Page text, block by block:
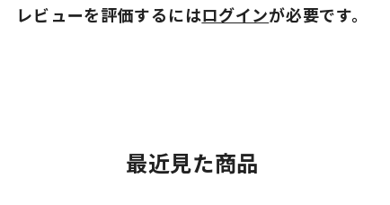
レビューを評価するにはログインが必要です。
最近見た商品